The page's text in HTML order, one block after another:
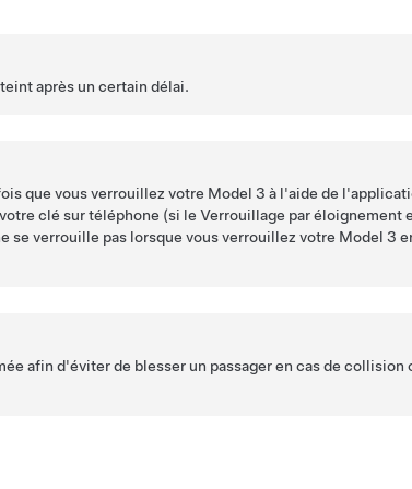
après un certain délai.
que vous verrouillez votre Model 3 à l'aide de
clé sur téléphone (si le Verrouillage par éloignement
se verrouille pas lorsque vous verrouillez votre Model 3
afin d'éviter de blesser un passager en cas de collision